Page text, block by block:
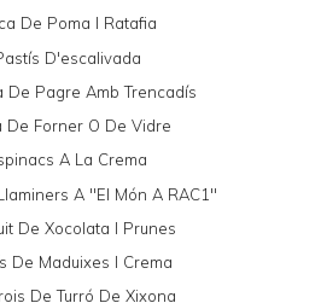
De Poma I Ratafia
D'escalivada
De Pagre Amb Trencadís
De Forner O De Vidre
A La Crema
A "El Món A RAC1"
De Xocolata I Prunes
De Maduixes I Crema
De Turró De Xixona